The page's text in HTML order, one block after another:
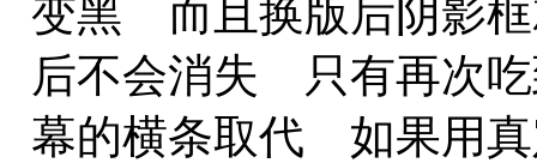
变黑 而且换版后阴影
后不会消失 只有再次
幕的横条取代 如果用